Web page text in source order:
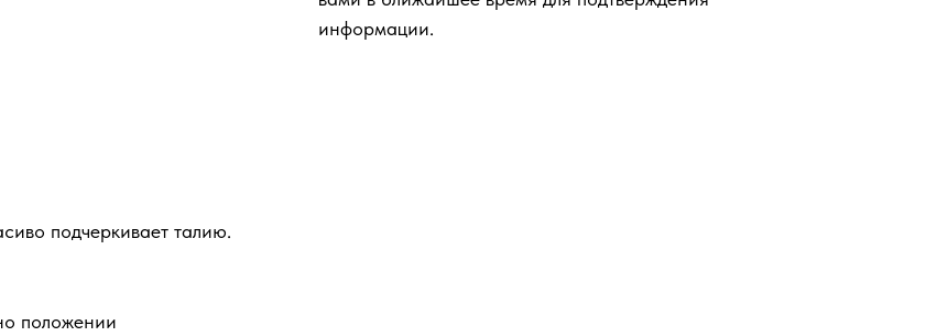
информации.
подчеркивает талию.
положении